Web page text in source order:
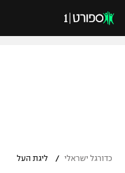
כדורגל ישראלי / ליגת העל